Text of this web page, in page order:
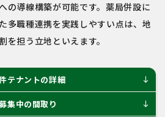
の導線構築が可能です。薬局併設に
多職種連携を実践しやすい点は、地
を担う立地といえます。
テナントの詳細 south
集中の間取り south